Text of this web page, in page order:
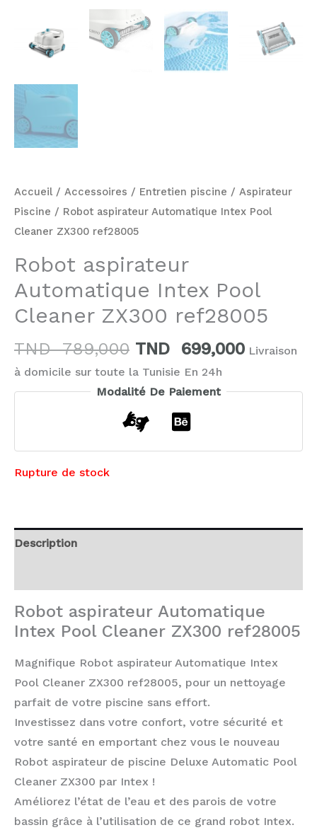
Accueil / Accessoires / Entretien piscine / Aspirateur
Piscine / Robot aspirateur Automatique Intex Pool
Cleaner ZX300 ref28005
Robot aspirateur
Automatique Intex Pool
Cleaner ZX300 ref28005
TND789,000 TND 699,000 Livraison
à domicile sur toute la Tunisie En 24h
Modalité De Paiement
Rupture de stock
Description
Robot aspirateur Automatique
Intex Pool Cleaner ZX300 ref28005
Magnifique Robot aspirateur Automatique Intex
Pool Cleaner ZX300 ref28005, pour un nettoyage
parfait de votre piscine sans effort.
Investissez dans votre confort, votre sécurité et
votre santé en emportant chez vous le nouveau
Robot aspirateur de piscine Deluxe Automatic Pool
Cleaner ZX300 par Intex !
Améliorez l’état de l’eau et des parois de votre
bassin grâce à l’utilisation de ce grand robot Intex.